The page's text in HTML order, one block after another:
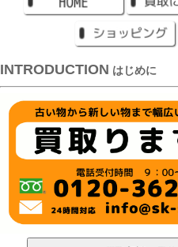
INTRODUCTION はじめに